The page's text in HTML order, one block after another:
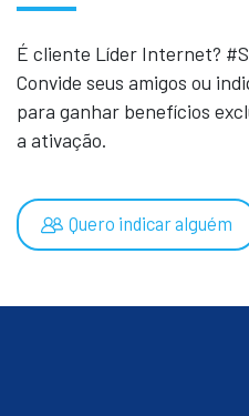
É cliente Líder Internet?
Convide seus amigos ou
para ganhar benefícios
a ativação.
Quero indicar alguém